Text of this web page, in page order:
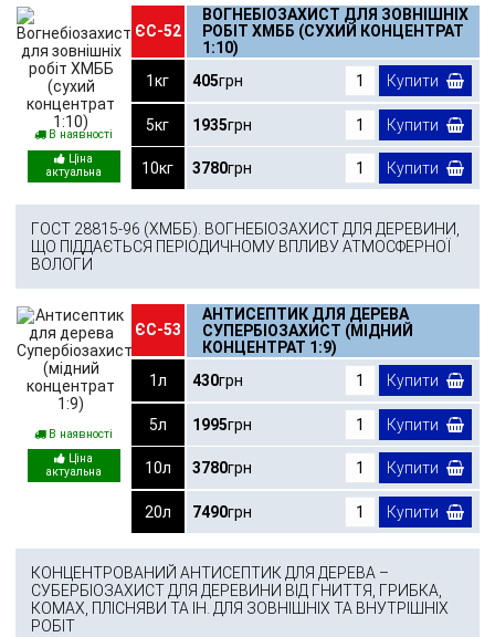
В наявності
ЄС-52
ВОГНЕБІОЗАХИСТ ДЛЯ ЗОВНІШНІХ
РОБІТ ХМББ (СУХИЙ КОНЦЕНТРАТ
1:10)
1кг
405грн Купити
5кг 1935грн Купити
10кг 3780грн Купити
ГОСТ 28815-96 (ХМББ). ВОГНЕБІОЗАХИСТ ДЛЯ ДЕРЕВИНИ,
ЩО ПІДДАЄТЬСЯ ПЕРІОДИЧНОМУ ВПЛИВУ АТМОСФЕРНОЇ
ВОЛОГИ
В наявності
ЄС-53
АНТИСЕПТИК ДЛЯ ДЕРЕВА
СУПЕРБІОЗАХИСТ (МІДНИЙ
КОНЦЕНТРАТ 1:9)
1л
430грн Купити
5л 1995грн Купити
10л 3780грн Купити
20л 7490грн Купити
КОНЦЕНТРОВАНИЙ АНТИСЕПТИК ДЛЯ ДЕРЕВА –
СУБЕРБІОЗАХИСТ ДЛЯ ДЕРЕВИНИ ВІД ГНИТТЯ, ГРИБКА,
КОМАХ, ПЛІСНЯВИ ТА ІН. ДЛЯ ЗОВНІШНІХ ТА ВНУТРІШНІХ
РОБІТ